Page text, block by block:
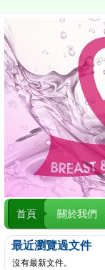
首頁 關於我們
最近瀏覽過文件
沒有最新文件。